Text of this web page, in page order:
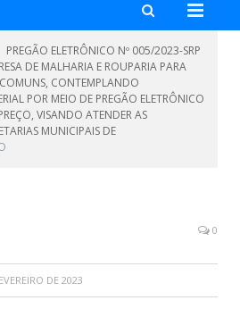
PREGÃO ELETRÔNICO Nº 005/2023-SRP
DE MALHARIA E ROUPARIA PARA
CONTEMPLANDO
POR MEIO DE PREGÃO ELETRÔNICO
VISANDO ATENDER AS
MUNICIPAIS DE
0
DE 2023